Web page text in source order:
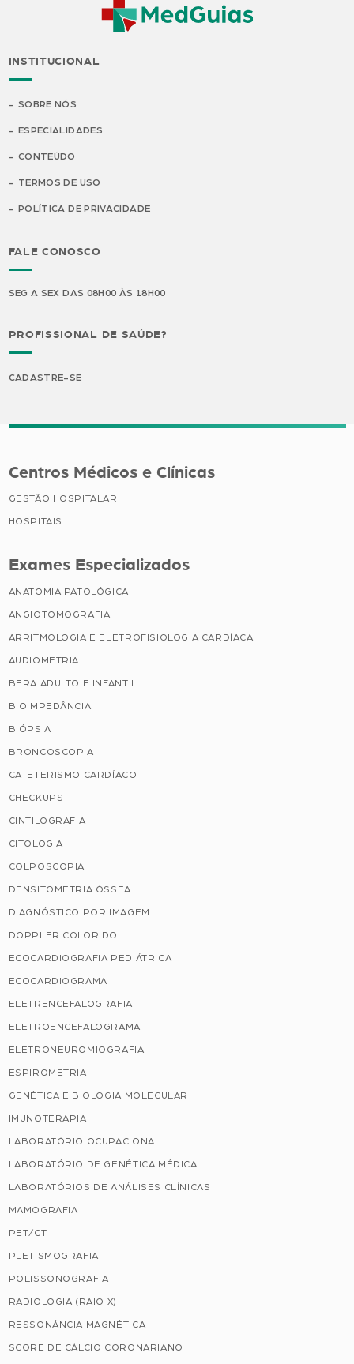
INSTITUCIONAL
SOBRE NÓS
ESPECIALIDADES
CONTEÚDO
TERMOS DE USO
POLÍTICA DE PRIVACIDADE
FALE CONOSCO
SEG A SEX DAS 08H00 ÀS 18H00
PROFISSIONAL DE SAÚDE?
CADASTRE-SE
Centros Médicos e Clínicas
GESTÃO HOSPITALAR
HOSPITAIS
Exames Especializados
ANATOMIA PATOLÓGICA
ANGIOTOMOGRAFIA
ARRITMOLOGIA E ELETROFISIOLOGIA CARDÍACA
AUDIOMETRIA
BERA ADULTO E INFANTIL
BIOIMPEDÂNCIA
BIÓPSIA
BRONCOSCOPIA
CATETERISMO CARDÍACO
CHECKUPS
CINTILOGRAFIA
CITOLOGIA
COLPOSCOPIA
DENSITOMETRIA ÓSSEA
DIAGNÓSTICO POR IMAGEM
DOPPLER COLORIDO
ECOCARDIOGRAFIA PEDIÁTRICA
ECOCARDIOGRAMA
ELETRENCEFALOGRAFIA
ELETROENCEFALOGRAMA
ELETRONEUROMIOGRAFIA
ESPIROMETRIA
GENÉTICA E BIOLOGIA MOLECULAR
IMUNOTERAPIA
LABORATÓRIO OCUPACIONAL
LABORATÓRIO DE GENÉTICA MÉDICA
LABORATÓRIOS DE ANÁLISES CLÍNICAS
MAMOGRAFIA
PET/CT
PLETISMOGRAFIA
POLISSONOGRAFIA
RADIOLOGIA (RAIO X)
RESSONÂNCIA MAGNÉTICA
SCORE DE CÁLCIO CORONARIANO